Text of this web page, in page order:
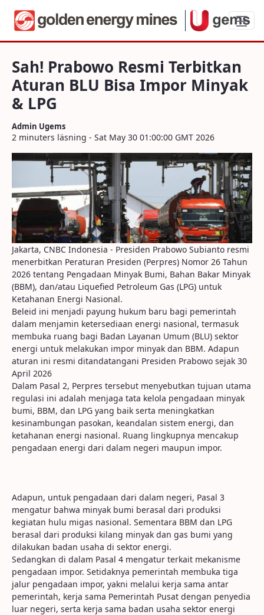
Sah! Prabowo Resmi Terbitkan Aturan
Sah! Prabowo Resmi Terbitkan
Aturan BLU Bisa Impor Minyak
& LPG
Admin Ugems
2 minuters läsning - Sat May 30 01:00:00 GMT 2026
Jakarta, CNBC Indonesia - Presiden Prabowo Subianto resmi
menerbitkan Peraturan Presiden (Perpres) Nomor 26 Tahun
2026 tentang Pengadaan Minyak Bumi, Bahan Bakar Minyak
(BBM), dan/atau Liquefied Petroleum Gas (LPG) untuk
Ketahanan Energi Nasional.
Beleid ini menjadi payung hukum baru bagi pemerintah
dalam menjamin ketersediaan energi nasional, termasuk
membuka ruang bagi Badan Layanan Umum (BLU) sektor
energi untuk melakukan impor minyak dan BBM. Adapun
aturan ini resmi ditandatangani Presiden Prabowo sejak 30
April 2026
Dalam Pasal 2, Perpres tersebut menyebutkan tujuan utama
regulasi ini adalah menjaga tata kelola pengadaan minyak
bumi, BBM, dan LPG yang baik serta meningkatkan
kesinambungan pasokan, keandalan sistem energi, dan
ketahanan energi nasional. Ruang lingkupnya mencakup
pengadaan energi dari dalam negeri maupun impor.
Adapun, untuk pengadaan dari dalam negeri, Pasal 3
mengatur bahwa minyak bumi berasal dari produksi
kegiatan hulu migas nasional. Sementara BBM dan LPG
berasal dari produksi kilang minyak dan gas bumi yang
dilakukan badan usaha di sektor energi.
Sedangkan di dalam Pasal 4 mengatur terkait mekanisme
pengadaan impor. Setidaknya pemerintah membuka tiga
jalur pengadaan impor, yakni melalui kerja sama antar
pemerintah, kerja sama Pemerintah Pusat dengan penyedia
luar negeri, serta kerja sama badan usaha sektor energi